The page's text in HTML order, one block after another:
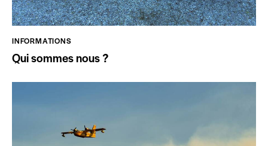
INFORMATIONS
Qui sommes nous ?